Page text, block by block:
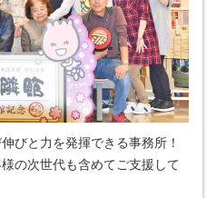
びと力を発揮できる事務所！
の次世代も含めてご支援して